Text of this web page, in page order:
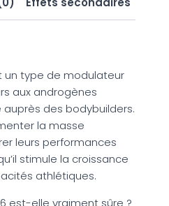
un type de modulateur
aux androgènes
auprès des bodybuilders.
la masse
leurs performances
stimule la croissance
athlétiques.
est-elle vraiment sûre ?